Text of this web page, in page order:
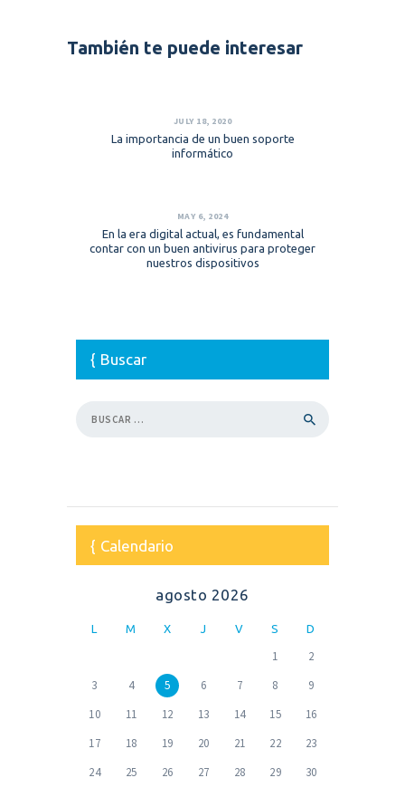
También te puede interesar
JULY 18, 2020
La importancia de un buen soporte
informático
MAY 6, 2024
En la era digital actual, es fundamental
contar con un buen antivirus para proteger
nuestros dispositivos
Buscar
Calendario
agosto 2026
L M X J V S D
1
2
3
4 5 6 7 8
9
10
11 12 13 14 15
16
17
18 19 20 21 22
23
24
25 26 27 28 29
30